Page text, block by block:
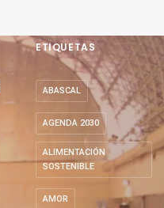
ETIQUETAS
ABASCAL
AGENDA 2030
ALIMENTACIÓN
SOSTENIBLE
AMOR